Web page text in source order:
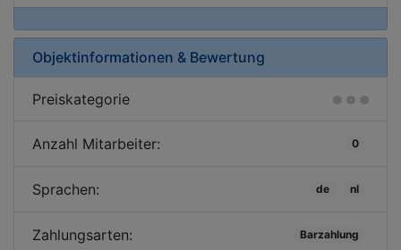
Objektinformationen & Bewertung
Preiskategorie
Anzahl Mitarbeiter: 0
Sprachen: de nl
Zahlungsarten: Barzahlung